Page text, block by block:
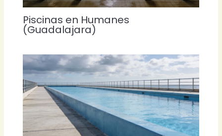
Piscinas en Humanes
(Guadalajara)